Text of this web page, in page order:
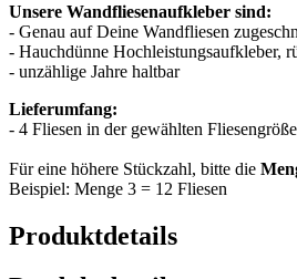
Unsere Wandfliesenaufkleber sind:
- Genau auf Deine Wandfliesen
- Hauchdünne Hochleistungsaufkleber,
- unzählige Jahre haltbar
Lieferumfang:
- 4 Fliesen in der gewählten Fliesengröße
Für eine höhere Stückzahl, bitte die
Beispiel: Menge 3 = 12 Fliesen
Produktdetails